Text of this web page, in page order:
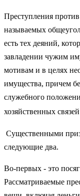
Преступления
называемых
есть тех деяний,
завладении чужим
мотивам и в целях
имущества, причем
служебного
хозяйственных
Существенными
следующие два.
Во-первых - это
Рассматриваемые